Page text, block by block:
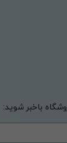
باخبر شوید: